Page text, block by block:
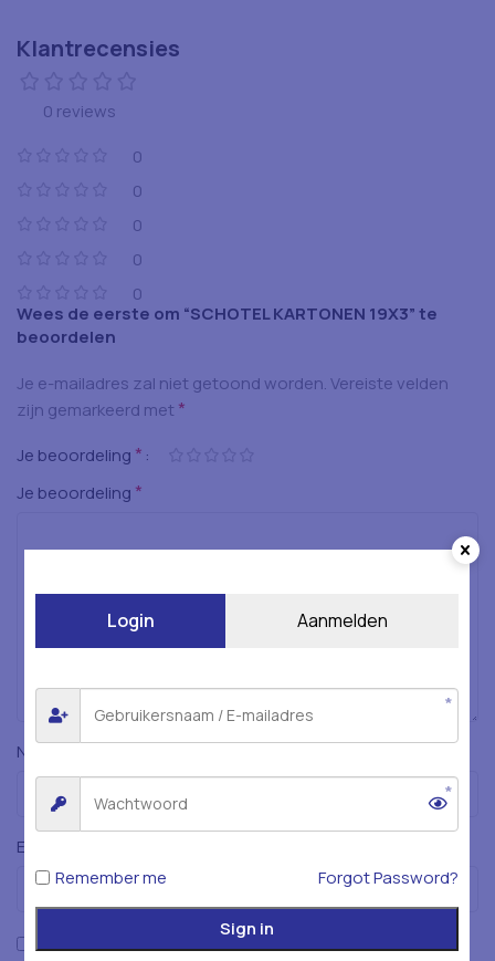
Klantrecensies
0 reviews
0
0
0
0
0
Wees de eerste om “SCHOTEL KARTONEN 19X3” te
beoordelen
Je e-mailadres zal niet getoond worden.Vereiste velden
zijn gemarkeerd met *
Je beoordeling *
Je beoordeling *
Naam *
E-mail
Mijn naam, e-mailadres en website opslaan in deze
Login Aanmelden
Remember me Forgot Password?
Sign in